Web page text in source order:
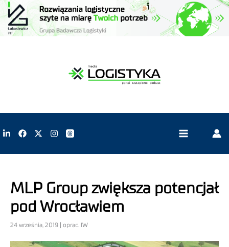
MLP Group zwiększa potencjał
pod Wrocławiem
24 września, 2019 | oprac. IW